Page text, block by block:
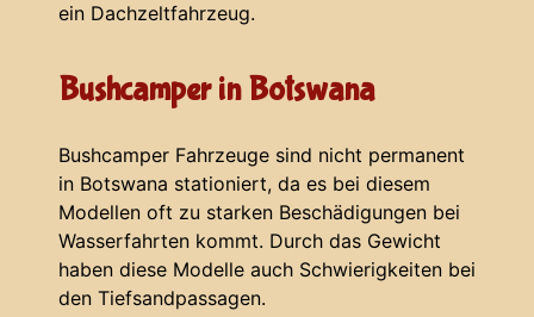
ein Dachzeltfahrzeug.
Bushcamper in Botswana
Bushcamper Fahrzeuge sind nicht permanent
in Botswana stationiert, da es bei diesem
Modellen oft zu starken Beschädigungen bei
Wasserfahrten kommt. Durch das Gewicht
haben diese Modelle auch Schwierigkeiten bei
den Tiefsandpassagen.